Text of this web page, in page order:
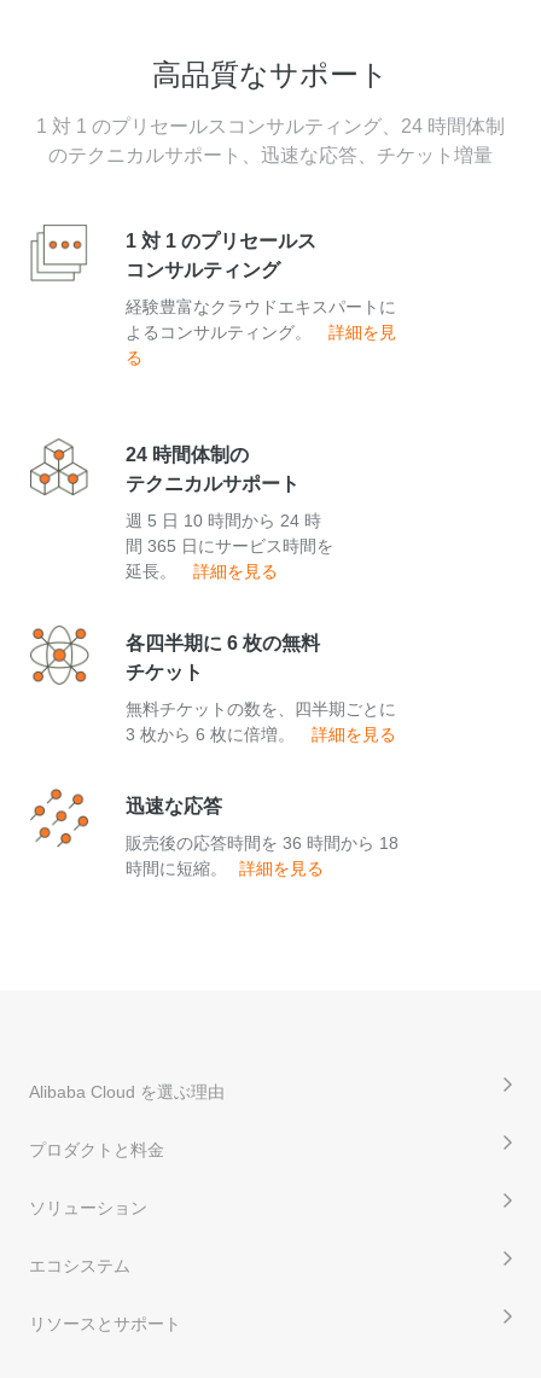
高品質なサポート
1 対 1 のプリセールスコンサルティング、24 時間体制
のテクニカルサポート、迅速な応答、チケット増量
1 対 1 のプリセールス
コンサルティング
経験豊富なクラウドエキスパートに
よるコンサルティング。
詳細を見
る
24 時間体制の
テクニカルサポート
週 5 日 10 時間から 24 時
間 365 日にサービス時間を
延長。
詳細を見る
各四半期に 6 枚の無料
チケット
無料チケットの数を、四半期ごとに
3 枚から 6 枚に倍増。
詳細を見る
迅速な応答
販売後の応答時間を 36 時間から 18
時間に短縮。
詳細を見る
Alibaba Cloud を選ぶ理由
プロダクトと料金
ソリューション
エコシステム
リソースとサポート